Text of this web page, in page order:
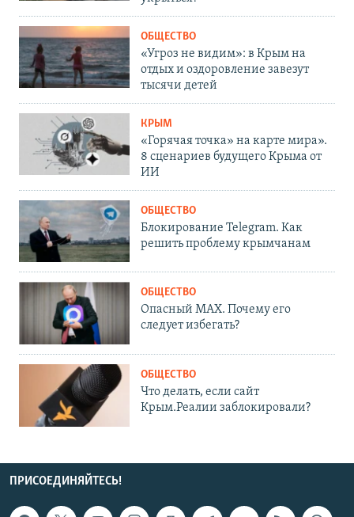
ОБЩЕСТВО
«Угроз не видим»: в Крым на
отдых и оздоровление завезут
тысячи детей
КРЫМ
«Горячая точка» на карте мира».
8 сценариев будущего Крыма от
ИИ
ОБЩЕСТВО
Блокирование Telegram. Как
решить проблему крымчанам
ОБЩЕСТВО
Опасный MAX. Почему его
следует избегать?
ОБЩЕСТВО
Что делать, если сайт
Крым.Реалии заблокировали?
ПРИСОЕДИНЯЙТЕСЬ!